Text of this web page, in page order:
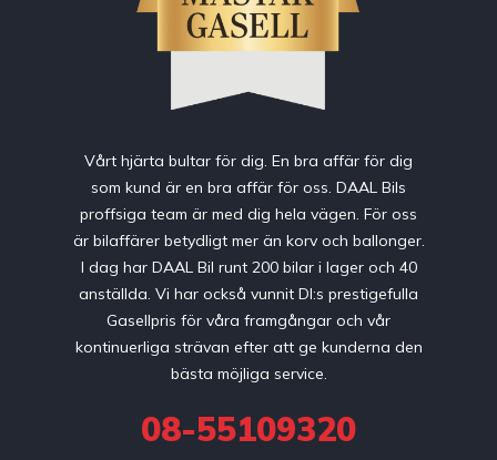
Vårt hjärta bultar för dig. En bra affär för dig
som kund är en bra affär för oss. DAAL Bils
proffsiga team är med dig hela vägen. För oss
är bilaffärer betydligt mer än korv och ballonger.
I dag har DAAL Bil runt 200 bilar i lager och 40
anställda. Vi har också vunnit DI:s prestigefulla
Gasellpris för våra framgångar och vår
kontinuerliga strävan efter att ge kunderna den
bästa möjliga service.
08-55109320